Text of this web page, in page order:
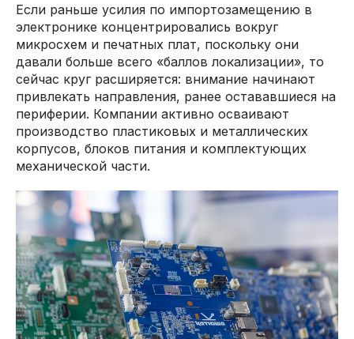
Если раньше усилия по импортозамещению в
электронике концентрировались вокруг
микросхем и печатных плат, поскольку они
давали больше всего «баллов локализации», то
сейчас круг расширяется: внимание начинают
привлекать направления, ранее остававшиеся на
периферии. Компании активно осваивают
производство пластиковых и металлических
корпусов, блоков питания и комплектующих
механической части.